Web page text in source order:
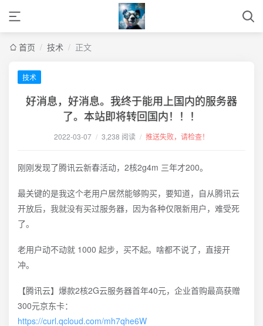
首页 / 技术 / 正文
技术
好消息，好消息。我终于能用上国内的服务器
了。本站即将转回国内！！！
2022-03-07 / 3,238 阅读 / 推送失败，请检查！
刚刚发现了腾讯云新春活动，2核2g4m 三年才200。
最关键的是我这个老用户居然能够购买，要知道，自从腾讯云
开放后，我就没有买过服务器，因为各种仅限新用户，难受死
了。
老用户动不动就 1000 起步，买不起。啥都不说了，直接开
冲。
【腾讯云】爆款2核2G云服务器首年40元，企业首购最高获赠
300元京东卡：
https://curl.qcloud.com/mh7qhe6W